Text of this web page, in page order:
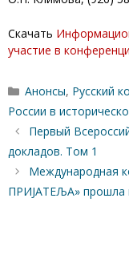
Скачать
участие в
Рубрики
Анонсы, Русский
России в
Первый
докладов. Том 1
Международная
ПРИЈАТЕЉА» прошла